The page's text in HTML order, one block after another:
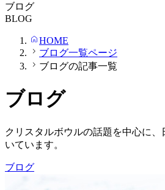
ブログ
BLOG
HOME
ブログ一覧ページ
ブログの記事一覧
ブログ
クリスタルボウルの話題を中心に
いています。
ブログ